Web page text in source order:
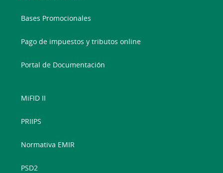
Bases Promocionales
Pago de impuestos y tributos online
Portal de Documentación
MiFID II
PRIIPS
Normativa EMIR
PSD2